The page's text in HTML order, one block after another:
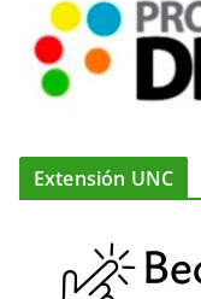
Extensión UNC